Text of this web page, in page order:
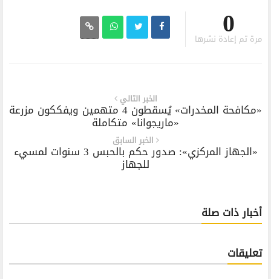
0
مرة تم إعادة نشرها
الخبر التالي
«مكافحة المخدرات» يُسقطون 4 متهمين ويفككون مزرعة
«ماريجوانا» متكاملة
الخبر السابق
«الجهاز المركزي»: صدور حكم بالحبس 3 سنوات لمسيء
للجهاز
أخبار ذات صلة
تعليقات